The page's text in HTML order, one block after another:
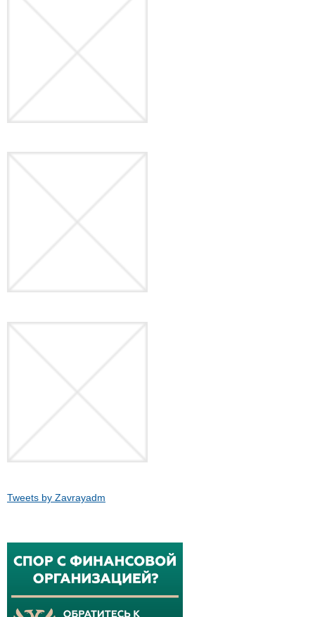
Tweets by Zavrayadm